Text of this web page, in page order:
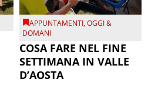
APPUNTAMENTI,OGGI &
DOMANI
COSA FARE NEL FINE
SETTIMANA IN VALLE
D’AOSTA